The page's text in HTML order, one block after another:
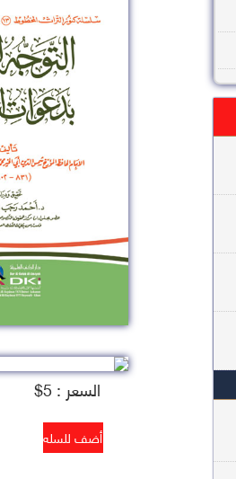
السعر : 5$